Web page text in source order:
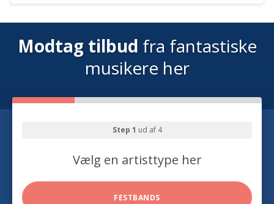
Modtag tilbud fra fantastiske
musikere her
Step 1 ud af 4
Vælg en artisttype her
FESTBANDS